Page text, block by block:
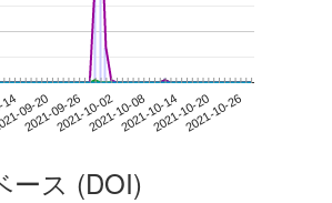
09-20
2021-09-262021-10-022021-10-082021-10-142021-10-202021-10-26
ース (DOI)